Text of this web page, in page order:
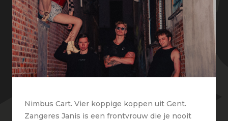
Nimbus Cart. Vier koppige koppen uit Gent.
Zangeres Janis is een frontvrouw die je nooit